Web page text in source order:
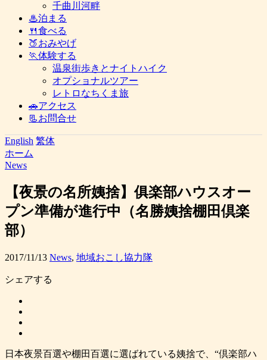
千曲川河畔
♨泊まる
🍴食べる
🍑おみやげ
🏃体験する
温泉街歩きとナイトハイク
オプショナルツアー
レトロなちくま旅
🚗アクセス
📃お問合せ
English 繁体
ホーム
News
【夜景の名所姨捨】俱楽部ハウスオー
プン準備が進行中（名勝姨捨棚田倶楽
部）
2017/11/13 News, 地域おこし協力隊
シェアする
日本夜景百選や棚田百選に選ばれている姨捨で、“倶楽部ハ